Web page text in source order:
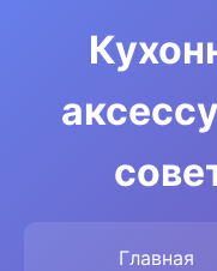
Главная